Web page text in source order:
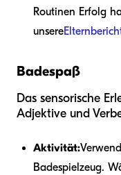
Routinen Erfolg
unsere
Badespaß
Das sensorische
Adjektive und
Aktivität:
Badespielzeug.